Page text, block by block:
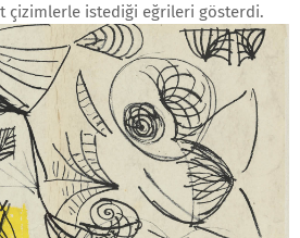
çizimlerle istediği eğrileri gösterdi.